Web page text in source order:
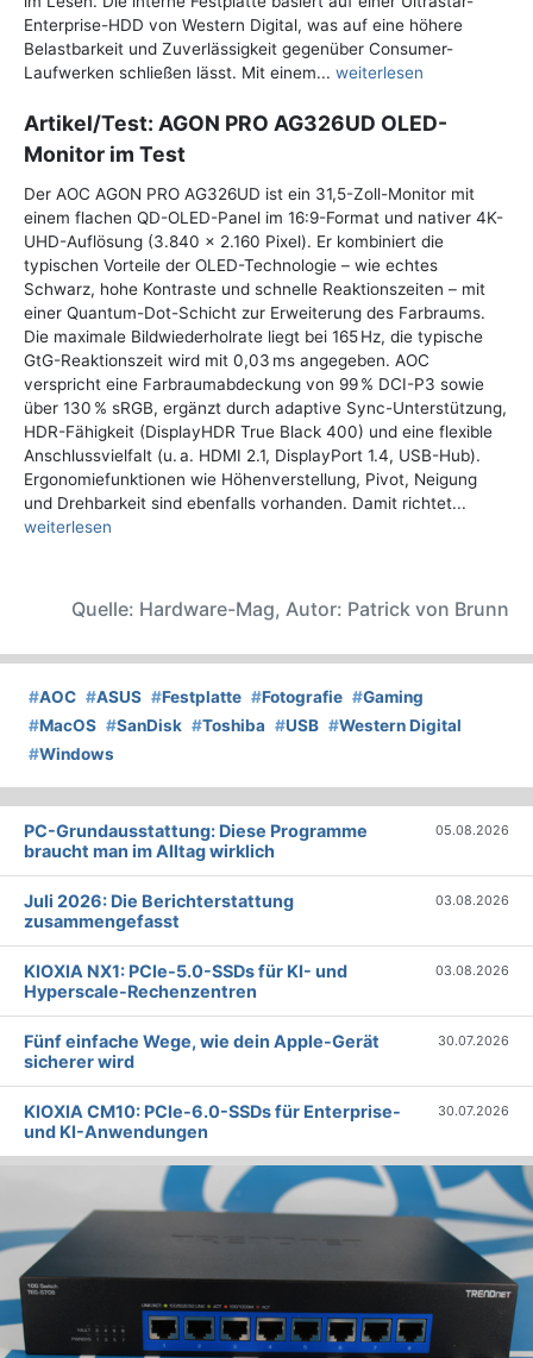
Enterprise-HDD von Western Digital, was auf eine höhere
Belastbarkeit und Zuverlässigkeit gegenüber Consumer-
Laufwerken schließen lässt. Mit einem... weiterlesen
Artikel/Test: AGON PRO AG326UD OLED-
Monitor im Test
Der AOC AGON PRO AG326UD ist ein 31,5-Zoll-Monitor mit
einem flachen QD-OLED-Panel im 16:9-Format und nativer 4K-
UHD-Auflösung (3.840 x 2.160 Pixel). Er kombiniert die
typischen Vorteile der OLED-Technologie – wie echtes
Schwarz, hohe Kontraste und schnelle Reaktionszeiten – mit
einer Quantum-Dot-Schicht zur Erweiterung des Farbraums.
Die maximale Bildwiederholrate liegt bei 165 Hz, die typische
GtG-Reaktionszeit wird mit 0,03 ms angegeben. AOC
verspricht eine Farbraumabdeckung von 99 % DCI-P3 sowie
über 130 % sRGB, ergänzt durch adaptive Sync-Unterstützung,
HDR-Fähigkeit (DisplayHDR True Black 400) und eine flexible
Anschlussvielfalt (u. a. HDMI 2.1, DisplayPort 1.4, USB-Hub).
Ergonomiefunktionen wie Höhenverstellung, Pivot, Neigung
und Drehbarkeit sind ebenfalls vorhanden. Damit richtet...
weiterlesen
Quelle: Hardware-Mag, Autor: Patrick von Brunn
#AOC #ASUS #Festplatte #Fotografie #Gaming
#MacOS #SanDisk #Toshiba #USB #Western Digital
#Windows
PC-Grundausstattung: Diese Programme
braucht man im Alltag wirklich
05.08.2026
Juli 2026: Die Bericht­erstattung
zusammengefasst
03.08.2026
KIOXIA NX1: PCIe-5.0-SSDs für KI- und
Hyperscale-Rechenzentren
03.08.2026
Fünf einfache Wege, wie dein Apple-Gerät
sicherer wird
30.07.2026
KIOXIA CM10: PCIe-6.0-SSDs für Enterprise-
und KI-Anwendungen
30.07.2026